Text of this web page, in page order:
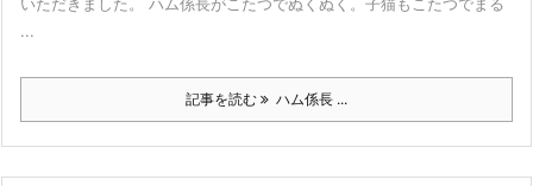
いただきました。 ハム係長がこたつでぬくぬく。子猫もこたつでまる
...
記事を読む ハム係長 ...